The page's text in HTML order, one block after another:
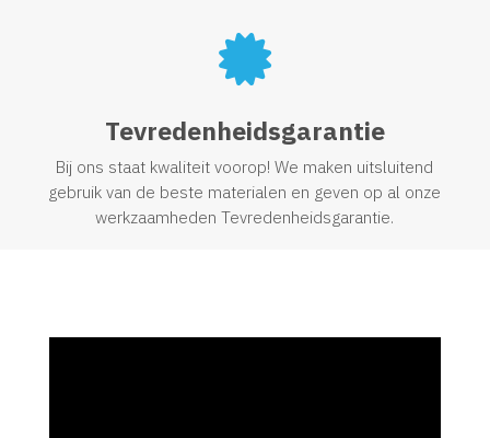

Tevredenheidsgarantie
Bij ons staat kwaliteit voorop! We maken uitsluitend
gebruik van de beste materialen en geven op al onze
werkzaamheden Tevredenheidsgarantie.